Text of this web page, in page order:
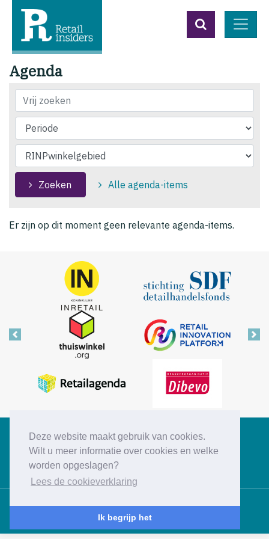
Deze website maakt gebruik van cookies.
Wilt u meer informatie over cookies en welke
worden opgeslagen?
Lees de cookieverklaring
Ik begrijp het
Agenda
Titel
Zoeken Alle agenda-items
Er zijn op dit moment geen relevante agenda-items.
Vorige
Copyright © 2026 Retail Insiders
Disclaimer Privacy statement